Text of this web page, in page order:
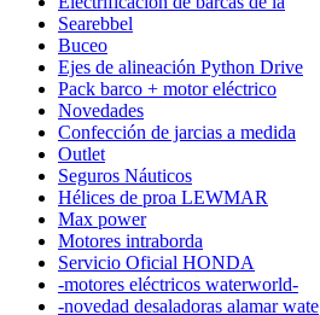
Searebbel
Buceo
Ejes de alineación Python Drive
Pack barco + motor eléctrico
Novedades
Confección de jarcias a medida
Outlet
Seguros Náuticos
Hélices de proa LEWMAR
Max power
Motores intraborda
Servicio Oficial HONDA
-motores eléctricos waterworld-
-novedad desaladoras alamar wate